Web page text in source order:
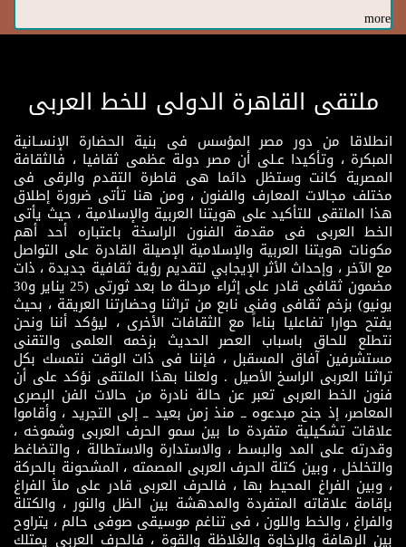
more
ملتقى القاهرة الدولى للخط العربى
انطلاقا من دور مصر المؤسس فى بنية الحضارة الإنسـانية
المبكرة ، وتأكيدا عـلى أن مصر دولة عظمى ثقافيا ، فالثقافة
المصرية كانت وستظل دائما هى قاطرة التقدم والرقى فى
مختلف مجالات المعارف والفنون ، ومن هنا تأتى ضرورة إطلاق
هذا الملتقى للتأكيد على هويتنا العربية والإسلامية ، حيث يأتى
الخط العربى فى مقدمة الفنون الراسخة باعتباره أحد أهم
مكونات هويتنا العربية والإسلامية الإصيلة القادرة على التواصل
مع الآخر ، وإحداث الأثر الإيجابي لتقديم رؤية ثقافية جديدة ، ذات
مضمون ثقافى قادر على إثراء مرحلة ما بعد ثورتى (25 يناير و30
يونيو) بزخم ثقافى وفنى نابع من تراثنا وحضارتنا العريقة ، بحيث
يفتح حوارا تفاعليا بناءاً مع الثقافات الأخرى ، ليؤكد أننا ونحن
نتطلع للحاق باسباب العصر الحديث بزخمه العلمى والتقنى
مستشرفين آفاق المسقبل ، فإننا فى ذات الوقت نتمسك بكل
تراثنا العربى الراسخ الأصيل . ولعلنا بهذا الملتقى نؤكد على أن
فنون الخط العربى تعبر عن حالة نادرة من حالات الفن البصرى
المعاصر، إذ جنح مبدعوه ــ منذ زمن بعيد ــ إلى التجريد ، وأقاموا
علاقات تشكيلية متفردة ما بين سمو الحرف العربى وشموخه ،
وقدرته على المد والبسط ، والاستدارة والاستطالة ، والتضاغط
والتخلخل ، وبين كتلة الحرف العربى المصمته ، المشحونة بالحركة
، وبين الفراغ المحيط بها ، فالحرف العربى قادر على ملأ الفراغ
بإقامة علاقاته المتفردة والمدهشة بين الظل والنور ، والكتلة
والفراغ ، والخط واللون ، فى تناغم موسيقى صوفى حالم ، يتراوح
بين الرهافة والرخاوة والغلاظة والقوة ، فالحرف العربى يمتلك